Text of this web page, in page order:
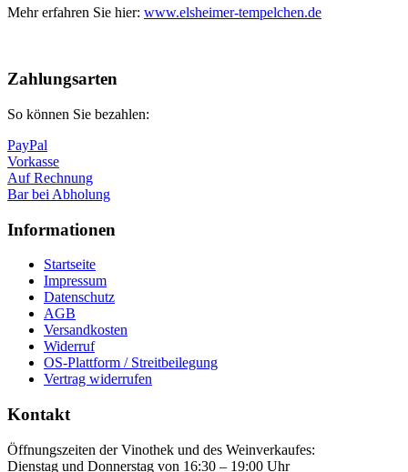
Mehr erfahren Sie hier: www.elsheimer-tempelchen.de
oben
Zahlungsarten
So können Sie bezahlen:
PayPal
Vorkasse
Auf Rechnung
Bar bei Abholung
Informationen
Startseite
Impressum
Datenschutz
AGB
Versandkosten
Widerruf
OS-Plattform / Streitbeilegung
Vertrag widerrufen
Kontakt
Öffnungszeiten der Vinothek und des Weinverkaufes:
Dienstag und Donnerstag von 16:30 – 19:00 Uhr